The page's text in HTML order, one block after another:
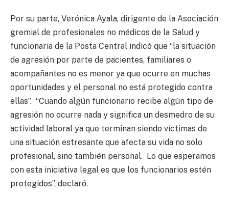
Por su parte, Verónica Ayala, dirigente de la Asociación
gremial de profesionales no médicos de la Salud y
funcionaria de la Posta Central indicó que “la situación
de agresión por parte de pacientes, familiares o
acompañantes no es menor ya que ocurre en muchas
oportunidades y el personal no está protegido contra
ellas”. “Cuando algún funcionario recibe algún tipo de
agresión no ocurre nada y significa un desmedro de su
actividad laboral ya que terminan siendo víctimas de
una situación estresante que afecta su vida no solo
profesional, sino también personal. Lo que esperamos
con esta iniciativa legal es que los funcionarios estén
protegidos”, declaró.